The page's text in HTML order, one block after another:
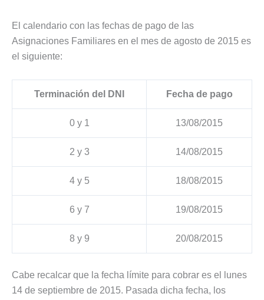
El calendario con las fechas de pago de las
Asignaciones Familiares en el mes de agosto de 2015 es
el siguiente:
Terminación del DNI Fecha de pago
0 y 1 13/08/2015
2 y 3 14/08/2015
4 y 5 18/08/2015
6 y 7 19/08/2015
8 y 9 20/08/2015
Cabe recalcar que la fecha límite para cobrar es el lunes
14 de septiembre de 2015. Pasada dicha fecha, los